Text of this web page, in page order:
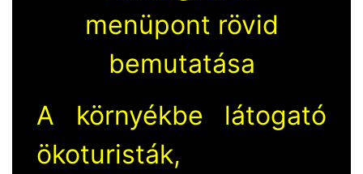
menüpont rövid
bemutatása
A környékbe látogató
ökoturisták,